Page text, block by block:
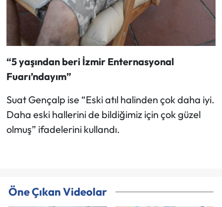
“5 yaşından beri İzmir Enternasyonal
Fuarı’ndayım”
Suat Gençalp ise “Eski atıl halinden çok daha iyi.
Daha eski hallerini de bildiğimiz için çok güzel
olmuş” ifadelerini kullandı.
Öne Çıkan Videolar